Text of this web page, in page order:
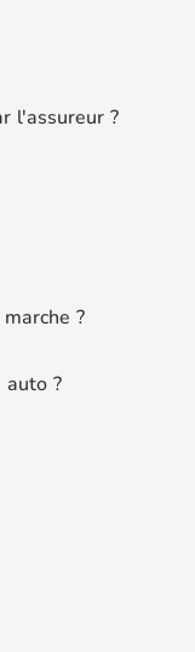
l'assureur ?
?
auto ?